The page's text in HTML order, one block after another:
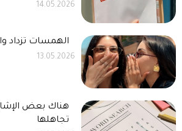
14.05.2026
الهمسات تزداد
13.05.2026
هناك بعض
تجاهلها